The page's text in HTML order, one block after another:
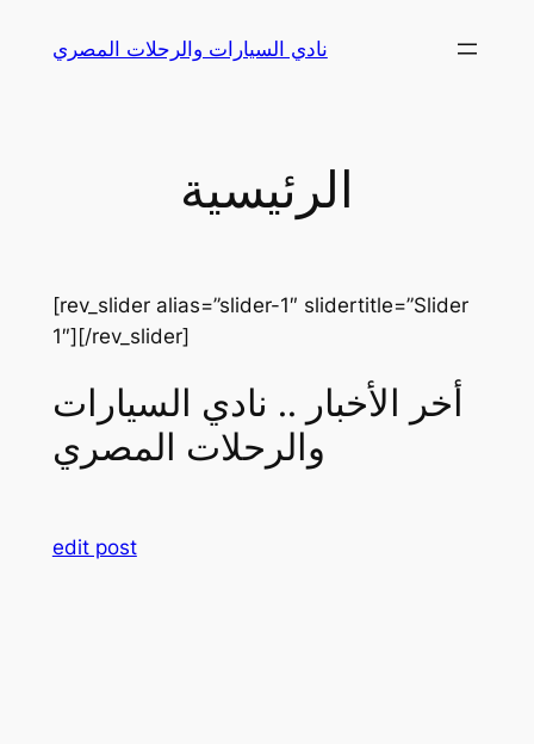
نادي السيارات والرحلات المصري
الرئيسية
[rev_slider alias=”slider-1″ slidertitle=”Slider
1″][/rev_slider]
أخر الأخبار .. نادي السيارات
والرحلات المصري
edit post